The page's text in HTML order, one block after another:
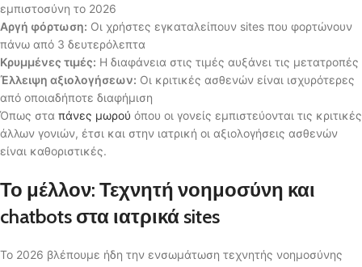
εμπιστοσύνη το 2026
Αργή φόρτωση: Οι χρήστες εγκαταλείπουν sites που φορτώνουν
πάνω από 3 δευτερόλεπτα
Κρυμμένες τιμές: Η διαφάνεια στις τιμές αυξάνει τις μετατροπές
Έλλειψη αξιολογήσεων: Οι κριτικές ασθενών είναι ισχυρότερες
από οποιαδήποτε διαφήμιση
Όπως στα πάνες μωρού όπου οι γονείς εμπιστεύονται τις κριτικές
άλλων γονιών, έτσι και στην ιατρική οι αξιολογήσεις ασθενών
είναι καθοριστικές.
Το μέλλον: Τεχνητή νοημοσύνη και
chatbots στα ιατρικά sites
Το 2026 βλέπουμε ήδη την ενσωμάτωση τεχνητής νοημοσύνης